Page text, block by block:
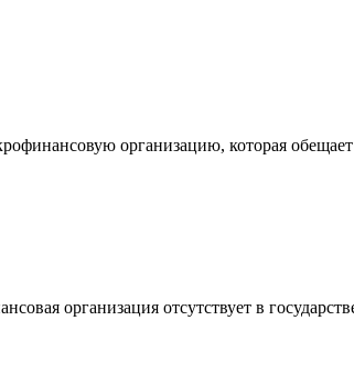
организацию, которая обещает
организация отсутствует в